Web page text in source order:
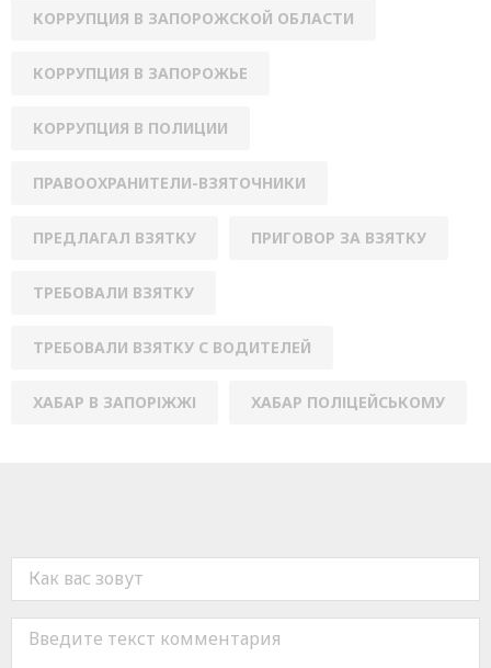
КОРРУПЦИЯ В ЗАПОРОЖСКОЙ ОБЛАСТИ
КОРРУПЦИЯ В ЗАПОРОЖЬЕ
КОРРУПЦИЯ В ПОЛИЦИИ
ПРАВООХРАНИТЕЛИ-ВЗЯТОЧНИКИ
ПРЕДЛАГАЛ ВЗЯТКУ ПРИГОВОР ЗА ВЗЯТКУ
ТРЕБОВАЛИ ВЗЯТКУ
ТРЕБОВАЛИ ВЗЯТКУ С ВОДИТЕЛЕЙ
ХАБАР В ЗАПОРІЖЖІ ХАБАР ПОЛІЦЕЙСЬКОМУ